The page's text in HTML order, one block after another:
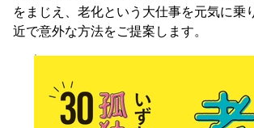
をまじえ、老化という大仕事を元気に乗
近で意外な方法をご提案します。